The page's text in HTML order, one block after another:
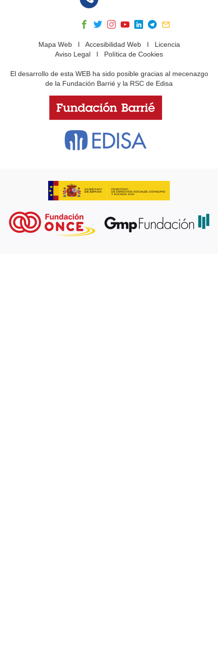
Mapa WebI Accesibilidad WebI Licencia
Aviso Legal I Política de Cookies
El desarrollo de esta WEB ha sido posible gracias al mecenazgo
de la Fundación Barrié y la RSC de Edisa